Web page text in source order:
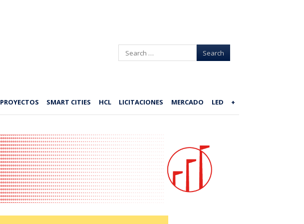
Search
PROYECTOS SMART CITIES HCL LICITACIONES MERCADO LED +